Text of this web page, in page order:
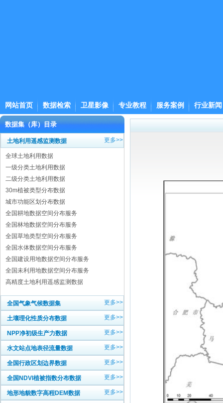
网站首页 数据检索 卫星影像 专业教程 服务案例 行业新闻
数据集（库）目录
土地利用遥感监测数据 更多>>
全球土地利用数据
一级分类土地利用数据
二级分类土地利用数据
30m植被类型分布数据
城市功能区划分布数据
全国耕地数据空间分布服务
全国林地数据空间分布服务
全国草地类型空间分布服务
全国水体数据空间分布服务
全国建设用地数据空间分布服务
全国未利用地数据空间分布服务
高精度土地利用遥感监测数据
全国气象气候数据集 更多>>
土壤理化性质分布数据 更多>>
NPP净初级生产力数据 更多>>
水文站点地表径流量数据 更多>>
全国行政区划边界数据 更多>>
全国NDVI植被指数分布数据 更多>>
地形地貌数字高程DEM数据 更多>>